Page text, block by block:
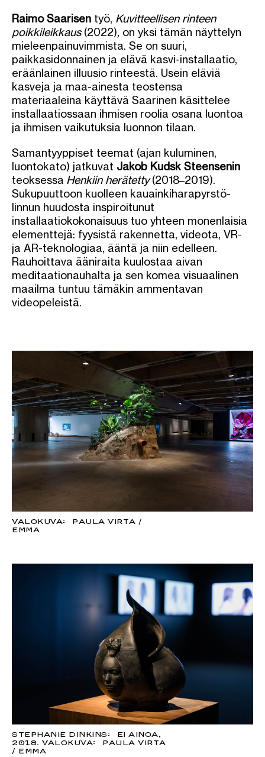
Raimo Saarisen työ, Kuvitteellisen rinteen
poikkileikkaus (2022), on yksi tämän näyttelyn
mieleenpainuvimmista. Se on suuri,
paikkasidonnainen ja elävä kasvi-installaatio,
eräänlainen illuusio rinteestä. Usein eläviä
kasveja ja maa-ainesta teostensa
materiaaleina käyttävä Saarinen käsittelee
installaatiossaan ihmisen roolia osana luontoa
ja ihmisen vaikutuksia luonnon tilaan.
Samantyyppiset teemat (ajan kuluminen,
luontokato) jatkuvat Jakob Kudsk Steensenin
teoksessa Henkiin herätetty(2018–2019).
Sukupuuttoon kuolleen kauainkiharapyrstö-
linnun huudosta inspiroitunut
installaatiokokonaisuus tuo yhteen monenlaisia
elementtejä: fyysistä rakennetta, videota, VR-
ja AR-teknologiaa, ääntä ja niin edelleen.
Rauhoittava ääniraita kuulostaa aivan
meditaationauhalta ja sen komea visuaalinen
maailma tuntuu tämäkin ammentavan
videopeleistä.
VALOKUVA: PAULA VIRTA /
EMMA
STEPHANIE DINKINS: EI AINOA,
2018. VALOKUVA: PAULA VIRTA
/ EMMA